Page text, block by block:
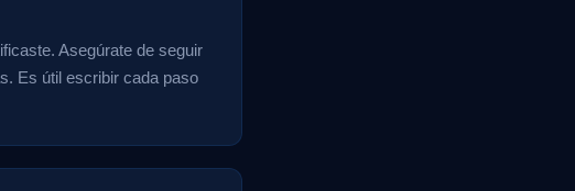
Asegúrate de seguir
Es útil escribir cada paso